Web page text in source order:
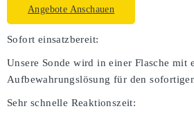
Angebote Anschauen
Sofort einsatzbereit:
Unsere Sonde wird in einer Flasche mit
Aufbewahrungslösung für den
Sehr schnelle Reaktionszeit: